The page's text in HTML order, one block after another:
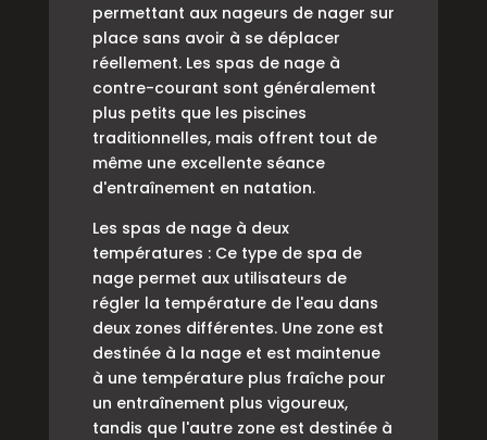
permettant aux nageurs de nager sur
place sans avoir à se déplacer
réellement. Les spas de nage à
contre-courant sont généralement
plus petits que les piscines
traditionnelles, mais offrent tout de
même une excellente séance
d'entraînement en natation.
Les spas de nage à deux
températures : Ce type de spa de
nage permet aux utilisateurs de
régler la température de l'eau dans
deux zones différentes. Une zone est
destinée à la nage et est maintenue
à une température plus fraîche pour
un entraînement plus vigoureux,
tandis que l'autre zone est destinée à